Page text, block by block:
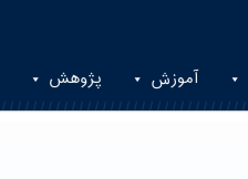
آموزش پژوهش